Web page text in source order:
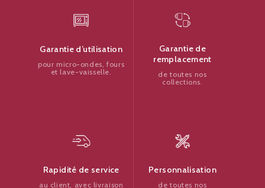
Garantie d’utilisation
pour micro-ondes, fours
et lave-vaisselle.
Garantie de
remplacement
de toutes nos
collections.
Rapidité de service
au client, avec livraison
Personnalisation
de toutes nos